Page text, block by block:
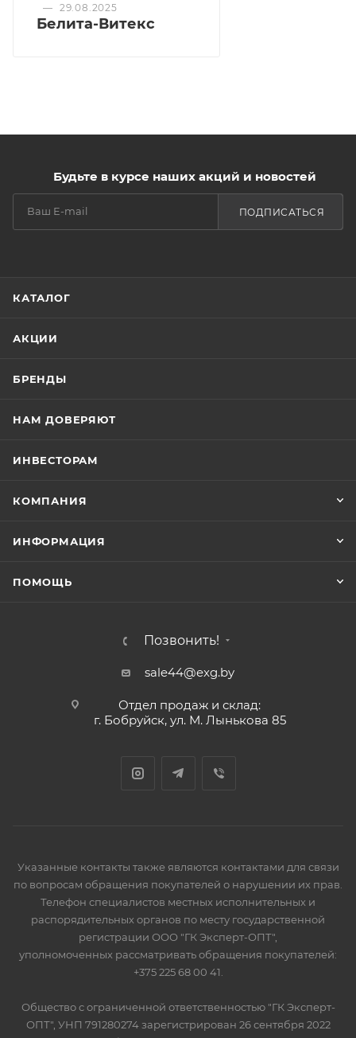
— 29.08.2025
Белита-Витекс
Будьте в курсе наших акций и новостей
ПОДПИСАТЬСЯ
КАТАЛОГ
АКЦИИ
БРЕНДЫ
НАМ ДОВЕРЯЮТ
ИНВЕСТОРАМ
КОМПАНИЯ
ИНФОРМАЦИЯ
ПОМОЩЬ
Позвонить!
sale44@exg.by
Отдел продаж и склад:
г. Бобруйск, ул. М. Лынькова 85
Указанные контакты также являются контактами для связи
по вопросам обращения покупателей о нарушении их прав.
Телефон специалистов местных исполнительных и
распорядительных органов по месту государственной
регистрации ООО "ГК Эксперт-ОПТ",
уполномоченных рассматривать обращения покупателей:
+375 225 68 00 41.
Общество с ограниченной ответственностью "ГК Эксперт-
ОПТ", УНП 791280274 зарегистрирован 26 сентября 2022